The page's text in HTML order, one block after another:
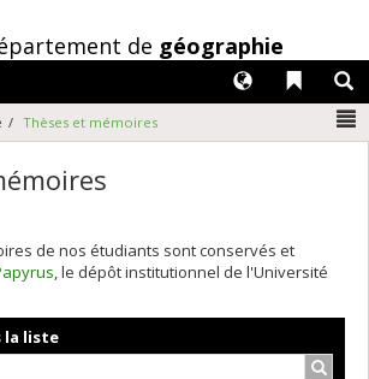
de géographie
Liens
Langues
Thèses et mémoires
de nos étudiants sont conservés et
, le dépôt institutionnel de l'Université
la liste